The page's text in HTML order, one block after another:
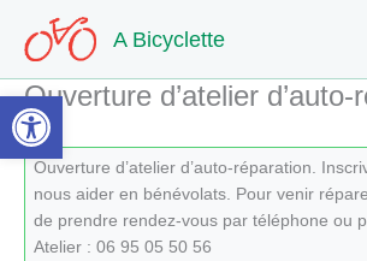
Ouvrir la barre d’outils
contenu
A Bicyclette
Ouverture d’atelier d’auto-
Ouverture d’atelier d’auto-réparation.
nous aider en bénévolats. Pour venir
de prendre rendez-vous par téléphone ou
Atelier : 06 95 05 50 56